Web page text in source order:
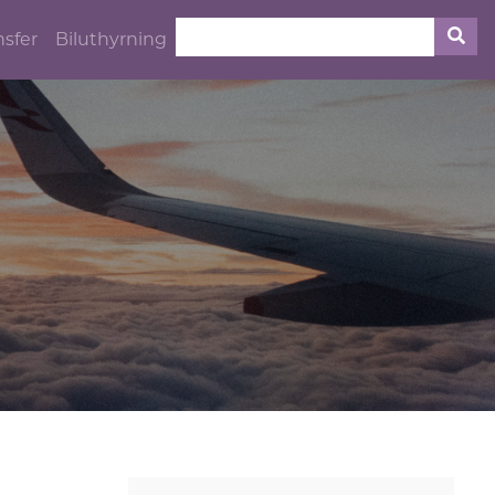
Biluthyrning